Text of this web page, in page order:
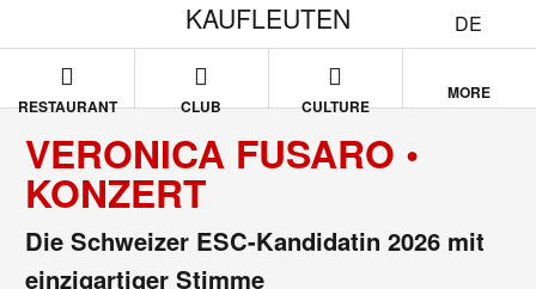
DE
KAUFLEUTEN
RESTAURANT CLUB CULTURE
MORE
VERONICA FUSARO •
KONZERT
Die Schweizer ESC-Kandidatin 2026 mit
einzigartiger Stimme